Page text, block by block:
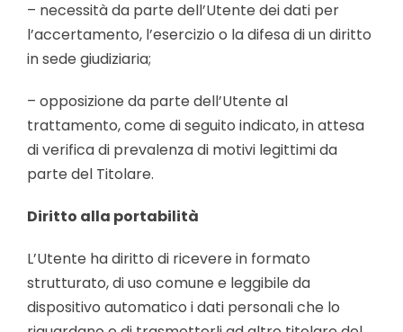
– necessità da parte dell’Utente dei dati per
l’accertamento, l’esercizio o la difesa di un diritto
in sede giudiziaria;
– opposizione da parte dell’Utente al
trattamento, come di seguito indicato, in attesa
di verifica di prevalenza di motivi legittimi da
parte del Titolare.
Diritto alla portabilità
L’Utente ha diritto di ricevere in formato
strutturato, di uso comune e leggibile da
dispositivo automatico i dati personali che lo